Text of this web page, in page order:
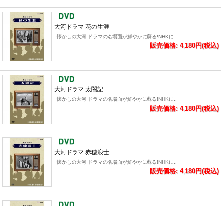
大河ドラマ 花の生涯
懐かしの大河 ドラマの名場面が鮮やかに蘇る!NHKに..
販売価格: 4,180円(税込)
大河ドラマ 太閤記
懐かしの大河 ドラマの名場面が鮮やかに蘇る!NHKに..
販売価格: 4,180円(税込)
大河ドラマ 赤穂浪士
懐かしの大河 ドラマの名場面が鮮やかに蘇る!NHKに..
販売価格: 4,180円(税込)